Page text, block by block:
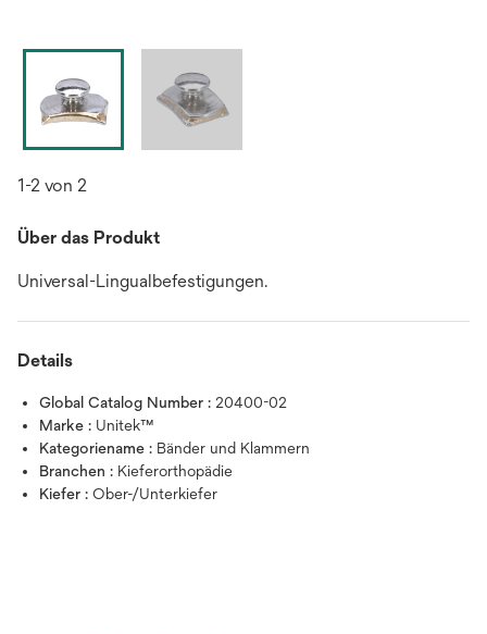
1-2 von 2
Über das Produkt
Universal-Lingualbefestigungen.
Details
Global Catalog Number : 20400-02
Marke : Unitek™
Kategoriename : Bänder und Klammern
Branchen : Kieferorthopädie
Kiefer : Ober-/Unterkiefer